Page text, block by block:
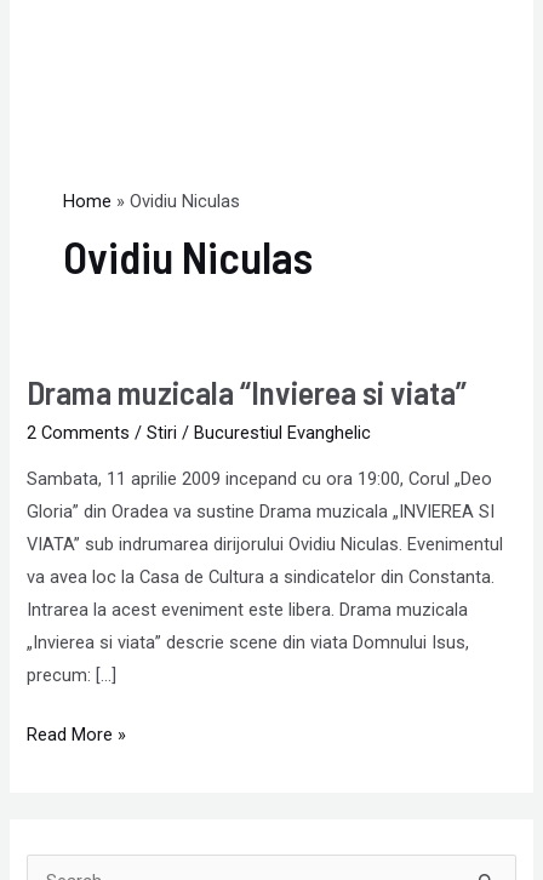
Home Ovidiu Niculas
Ovidiu Niculas
Drama muzicala “Invierea si viata”
2 Comments /Stiri /Bucurestiul Evanghelic
Sambata, 11 aprilie 2009 incepand cu ora 19:00, Corul „Deo
Gloria” din Oradea va sustine Drama muzicala „INVIEREA SI
VIATA” sub indrumarea dirijorului Ovidiu Niculas. Evenimentul
va avea loc la Casa de Cultura a sindicatelor din Constanta.
Intrarea la acest eveniment este libera. Drama muzicala
„Invierea si viata” descrie scene din viata Domnului Isus,
precum: […]
Drama
si
viata”
Read More »